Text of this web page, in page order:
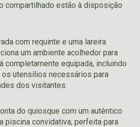
compartilhado estão à disposição
com requinte e uma lareira
um ambiente acolhedor para
completamente equipada, incluindo
utensílios necessários para
dos visitantes.
do quiosque com um autêntico
piscina convidativa, perfeita para